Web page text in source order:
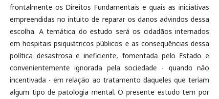
frontalmente os Direitos Fundamentais e quais as iniciativas
empreendidas no intuito de reparar os danos advindos dessa
escolha. A temática do estudo será os cidadãos internados
em hospitais psiquiátricos públicos e as consequências dessa
política desastrosa e ineficiente, fomentada pelo Estado e
convenientemente ignorada pela sociedade - quando não
incentivada - em relação ao tratamento daqueles que teriam
algum tipo de patologia mental. O presente estudo tem por